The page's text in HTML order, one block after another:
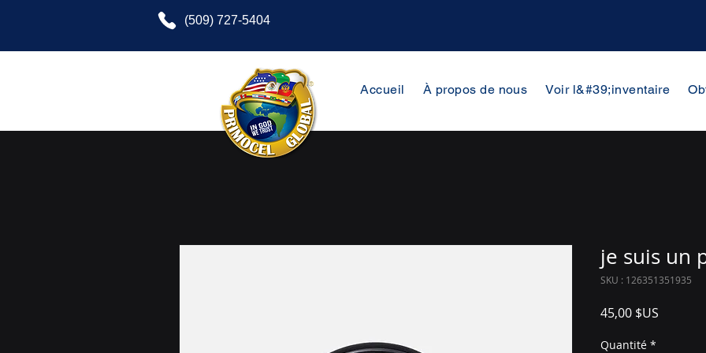
(509) 727-5404
Accueil À propos de nous Voir l&#39;inventaire
je suis un
SKU : 126351351935
45,00 $US
Quantité *